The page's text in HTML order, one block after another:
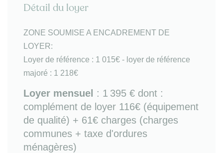
- 1 chambre (avec lit gigogne, mobilier de
- salle de bains (baignoire avec étagères et lave-
linge)
- WC séparé.
Bon à savoir: Chauffage électrique individuel /
Charme de l'ancien avec parquet, cheminée et murs
pierre.
A proximitétous commerces et services :
supermarchés, restaurants, école, musée
Détail du loyer
ZONE SOUMISE A ENCADREMENT DE
LOYER:
Loyer de référence : 1 015€ - loyer de référence
majoré : 1 218€
Loyer mensuel : 1 395 € dont :
complément de loyer 116€ (équipement
de qualité) + 61€ charges (charges
communes + taxe d'ordures
ménagères)